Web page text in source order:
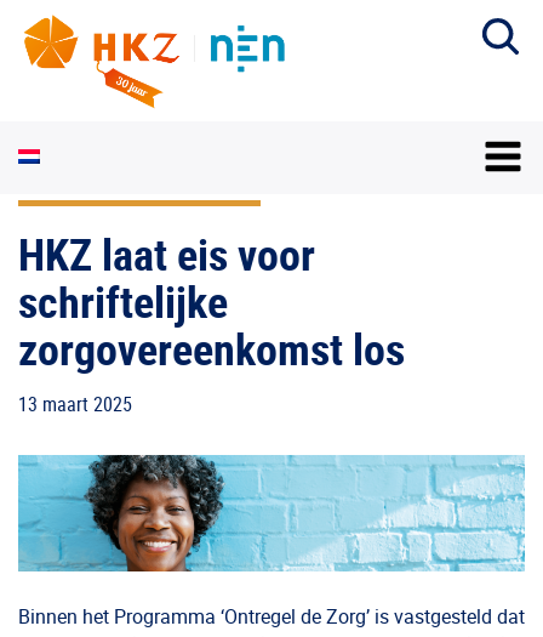
HKZ laat eis voor
schriftelijke
zorgovereenkomst los
13 maart 2025
Binnen het Programma ‘Ontregel de Zorg’ is vastgesteld dat